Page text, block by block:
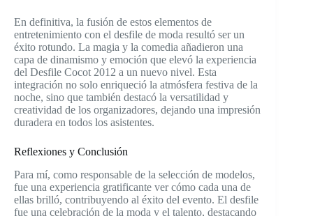
En definitiva, la fusión de estos elementos de
entretenimiento con el desfile de moda resultó ser un
éxito rotundo. La magia y la comedia añadieron una
capa de dinamismo y emoción que elevó la experiencia
del Desfile Cocot 2012 a un nuevo nivel. Esta
integración no solo enriqueció la atmósfera festiva de la
noche, sino que también destacó la versatilidad y
creatividad de los organizadores, dejando una impresión
duradera en todos los asistentes.
Reflexiones y Conclusión
Para mí, como responsable de la selección de modelos,
fue una experiencia gratificante ver cómo cada una de
ellas brilló, contribuyendo al éxito del evento. El desfile
fue una celebración de la moda y el talento, destacando